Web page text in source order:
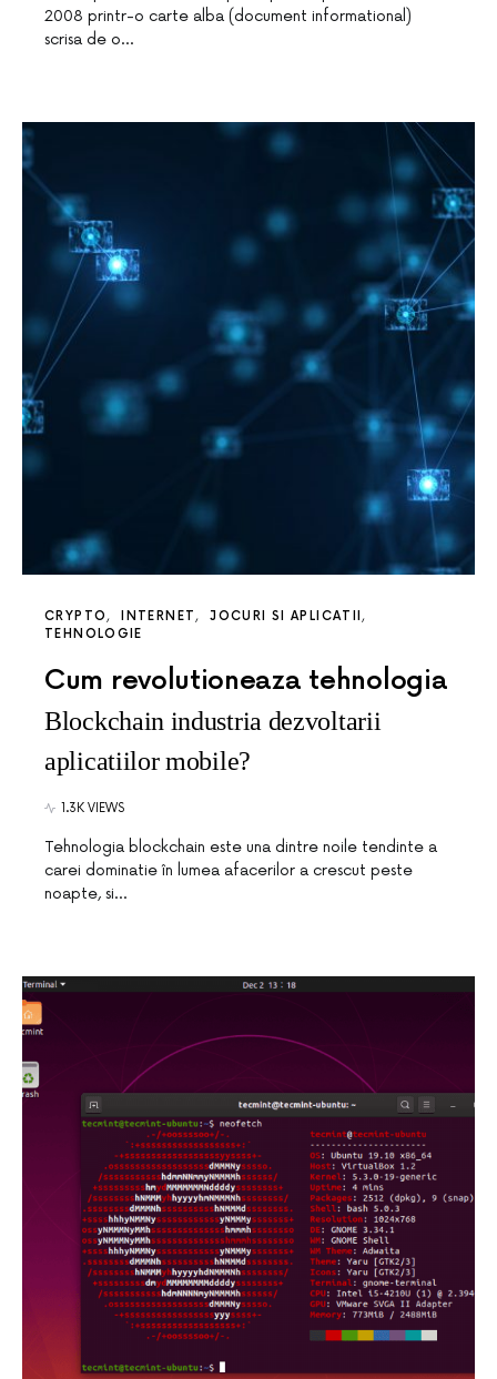
2008 printr-o carte alba (document informational)
scrisa de o…
CRYPTO INTERNET
JOCURI SI APLICATII
TEHNOLOGIE
Cum revolutioneaza tehnologia
Blockchain industria dezvoltarii
aplicatiilor mobile?
1.3K VIEWS
Tehnologia blockchain este una dintre noile tendinte a
carei dominatie în lumea afacerilor a crescut peste
noapte, si…